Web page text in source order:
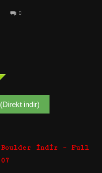
0
indir)
Boulder İndir – Full